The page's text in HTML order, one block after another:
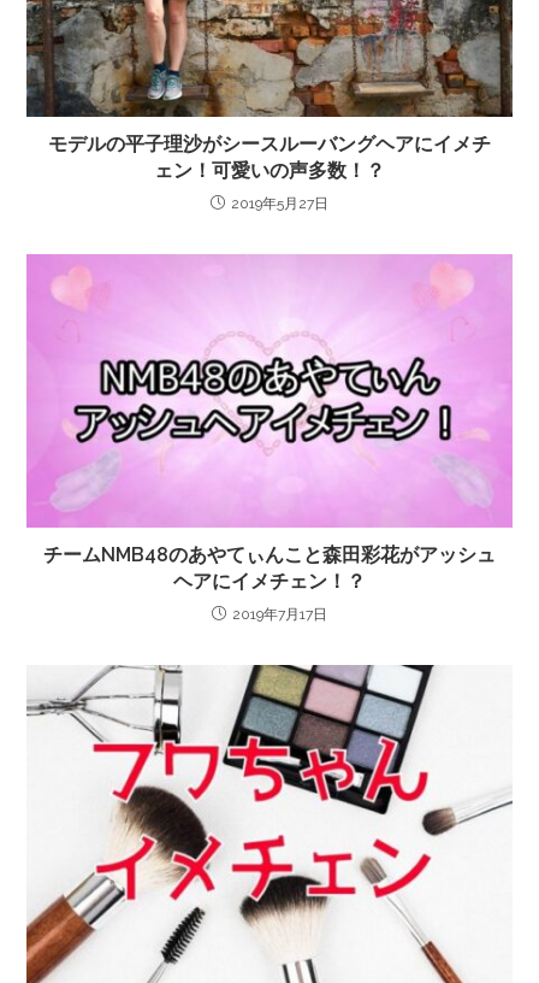
モデルの平子理沙がシースルーバングヘアにイメチ
ェン！可愛いの声多数！？
2019年5月27日
チームNMB48のあやてぃんこと森田彩花がアッシュ
ヘアにイメチェン！？
2019年7月17日